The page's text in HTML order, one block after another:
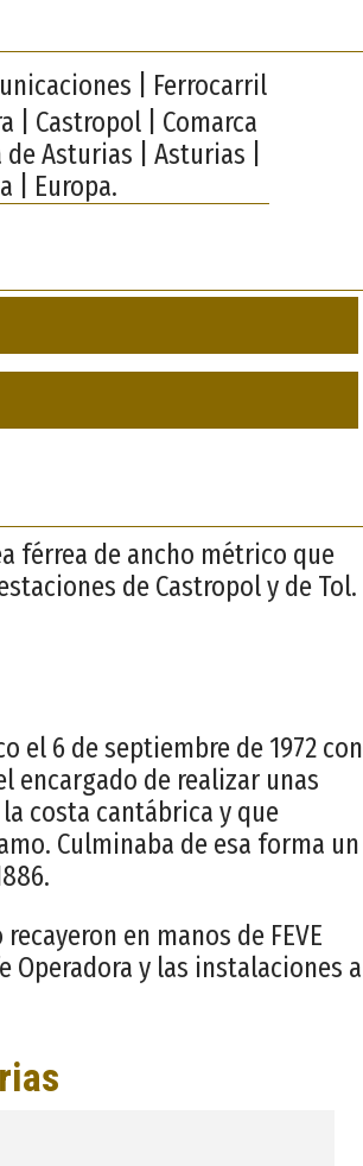
| Ferrocarril
| Castropol | Comarca
Asturias | Asturias |
| Europa.
férrea de ancho métrico que
de Castropol y de Tol.
el 6 de septiembre de 1972 con
encargado de realizar unas
costa cantábrica y que
Culminaba de esa forma un
en manos de FEVE
Operadora y las instalaciones a